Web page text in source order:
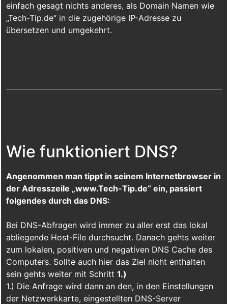
einfach gesagt nichts anderes, als Domain Namen wie
„Tech-Tip.de“ in die zugehörige IP-Adresse zu
übersetzen und umgekehrt.
Wie funktioniert DNS?
Angenommen man tippt in seinem Internetbrowser in
der Adresszeile „www.Tech-Tip.de“ ein, passiert
folgendes durch das DNS:
Bei DNS-Abfragen wird immer zu aller erst das lokal
abliegende Host-File durchsucht. Danach gehts weiter
zum lokalen, positiven und negativen DNS Cache des
Computers. Sollte auch hier das Ziel nicht enthalten
sein gehts weiter mit Schritt 1.)
1.) Die Anfrage wird dann an den, in den Einstellungen
der Netzwerkkarte, eingestellten DNS-Server